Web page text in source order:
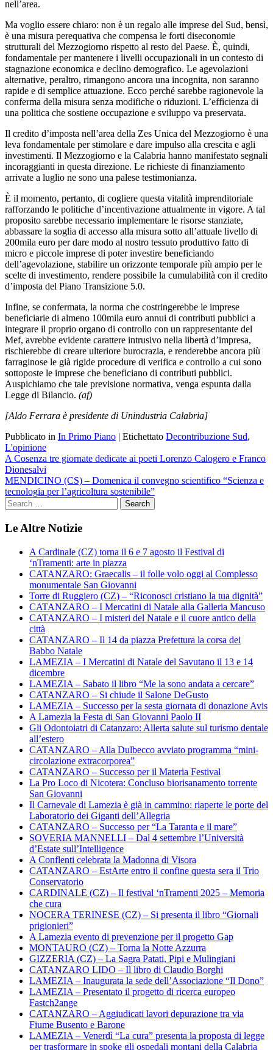
nell’area.
Ma voglio essere chiaro: non è un regalo alle imprese del Sud, bensì,
è una misura perequativa che compensa le forti diseconomie
strutturali del Mezzogiorno rispetto al resto del Paese. È, quindi,
fondamentale per mantenere i livelli occupazionali in un contesto di
stagnazione economica e declino demografico. Le agevolazioni
alternative, peraltro, rimangono ancora una incognita, non saranno
rapide e di semplice attuazione. Ecco perché sarebbe ragionevole la
conferma della misura senza modifiche o riduzioni. L’efficienza di
una politica che sostiene occupazione e sviluppo va preservata.
Il credito d’imposta nell’area della Zes Unica del Mezzogiorno è una
leva fondamentale per stimolare e dare impulso alla crescita e agli
investimenti. Il Mezzogiorno e la Calabria hanno manifestato segnali
incoraggianti in questa direzione. Le richieste di finanziamento
arrivate a luglio ne sono una palese testimonianza.
È il momento, pertanto, di cogliere questa vitalità imprenditoriale
rafforzando le politiche d’incentivazione attualmente in vigore. A tal
proposito sarebbe necessario implementare le risorse stanziate,
abbassare la soglia di accesso alla misura sotto all’attuale livello di
200mila euro per dare modo al nostro tessuto produttivo fatto di
micro e piccole imprese di poter investire beneficiando
dell’agevolazione, stabilire un orizzonte temporale più ampio per le
scelte di investimento, rendere possibile la cumulabilità con il credito
d’imposta del Piano Transizione 5.0.
Infine, se confermata, la norma che costringerebbe le imprese
beneficiarie di almeno 100mila euro annui di contributi pubblici a
integrare il proprio organo di controllo con un rappresentante del
Mef, avrebbe evidente carattere intrusivo nella libertà d’impresa,
rischierebbe di creare ulteriore burocrazia, e renderebbe ancora più
farraginose le già rigide procedure di verifica e controllo a cui sono
sottoposte le imprese che beneficiano di contributi pubblici.
Auspichiamo che tale previsione normativa, venga espunta dalla
Legge di Bilancio. (af)
[Aldo Ferrara è presidente di Unindustria Calabria]
Pubblicato in In Primo Piano | Etichettato Decontribuzione Sud,
L'opinione
Navigazione
articoli
A Cosenza tre giornate dedicate ai poeti Lorenzo Calogero e Franco
Dionesalvi
MENDICINO (CS) – Domenica il convegno scientifico “Scienza e
tecnologia per l’agricoltura sostenibile”
Le Altre Notizie
A Cardinale (CZ) torna il 6 e 7 agosto il Festival di
‘nTramenti: arte in piazza
CATANZARO: Graecalis – il folle volo oggi al Complesso
monumentale San Giovanni
Torre di Ruggiero (CZ) – “Riconosci cristiano la tua dignità”
CATANZARO – I Mercatini di Natale alla Galleria Mancuso
CATANZARO – I misteri del Natale e il cuore antico della
città
CATANZARO – Il 14 da piazza Prefettura la corsa dei
Babbo Natale
LAMEZIA – I Mercatini di Natale del Savutano il 13 e 14
dicembre
LAMEZIA – Sabato il libro “Me la sono andata a cercare”
CATANZARO – Si chiude il Salone DeGusto
LAMEZIA – Successo per la sesta giornata di donazione Avis
A Lamezia la Festa di San Giovanni Paolo II
Gli Odontoiatri di Catanzaro: Allerta salute sul turismo dentale
all’estero
CATANZARO – Alla Dulbecco avviato programma “mini-
circolazione extracorporea”
CATANZARO – Successo per il Materia Festival
La Pro Loco di Nicotera: Concluso biorisanamento torrente
San Giovanni
Il Carnevale di Lamezia è già in cammino: riaperte le porte del
Laboratorio dei Giganti dell’Allegria
CATANZARO – Successo per “La Taranta e il mare”
SOVERIA MANNELLI – Dal 4 settembre l’Università
d’Estate sull’Intelligence
A Conflenti celebrata la Madonna di Visora
CATANZARO – EstArte entro il confine questa sera il Trio
Conservatorio
CARDINALE (CZ) – Il festival ‘nTramenti 2025 – Memoria
che cura
NOCERA TERINESE (CZ) – Si presenta il libro “Giornali
prigionieri”
A Lamezia evento di prevenzione per il progetto Gap
MONTAURO (CZ) – Torna la Notte Azzurra
GIZZERIA (CZ) – La Sagra Patati, Pipi e Mulingiani
CATANZARO LIDO – Il libro di Claudio Borghi
LAMEZIA – Inaugurata la sede dell’Associazione “Il Dono”
LAMEZIA – Presentato il progetto di ricerca europeo
Fastch2ange
CATANZARO – Aggiudicati lavori depurazione tra via
Fiume Busento e Barone
LAMEZIA – Venerdì “La cura” presenta la proposta di legge
per trasformare in spoke gli ospedali montani della Calabria